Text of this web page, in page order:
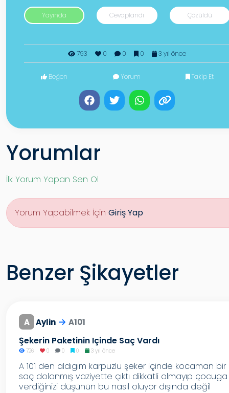
Yayında Cevaplandı Çözüldü
793 0 0 0 3 yıl önce
Beğen Yorum Takip Et
Yorumlar
İlk Yorum Yapan Sen Ol
Yorum Yapabilmek İçin Giriş Yap
Benzer Şikayetler
A Aylin A101
Şekerin Paketinin Içinde Saç Vardı
726 0 0 0 3 yıl önce
A 101 den aldıgım karpuzlu şeker içinde kocaman bir
saç dolanmış vaziyette çıktı dikkatli olmayıp çocuga
verdiğinizi düşünün bu nasıl oluyor dışında değil